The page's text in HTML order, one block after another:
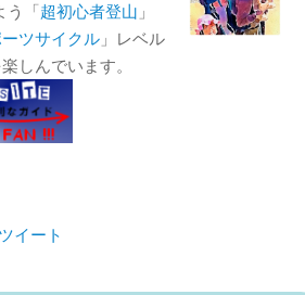
う「超初心者登山 」
ツサイクル」レベル
しんでいます。
イート